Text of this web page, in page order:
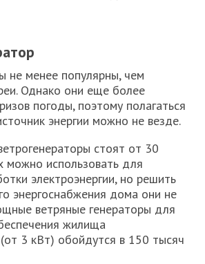
не менее популярны, чем
Однако они еще более
погоды, поэтому полагаться
энергии можно не везде.
стоят от 30
можно использовать для
электроэнергии, но решить
энергоснабжения дома они не
ветряные генераторы для
жилища
3 кВт) обойдутся в 150 тысяч